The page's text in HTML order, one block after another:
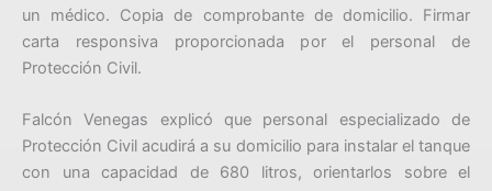
un médico. Copia de comprobante de domicilio. Firmar
carta responsiva proporcionada por el personal de
Protección Civil.
Falcón Venegas explicó que personal especializado de
Protección Civil acudirá a su domicilio para instalar el tanque
con una capacidad de 680 litros, orientarlos sobre el